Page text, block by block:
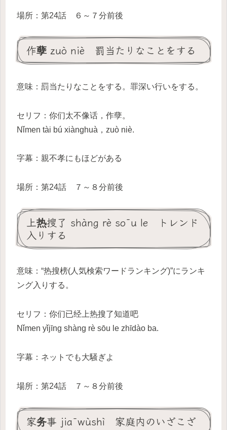
場所：第24話 ６～７分前後
作孽 zuò niè 罰当たりなことをする
意味：罰当たりなことをする。罪深い行いをする。
セリフ：你们太不像话，作孽。
Nǐmen tài bú xiànghuà，zuò niè.
字幕：親不孝にもほどがある
場所：第24話 ７～８分前後
上热搜了 shàng rè sōu le トレンド
入りする
意味：“热搜榜(人気検索ワードランキング)”にランキ
ング入りする。
セリフ：你们已经上热搜了知道吧
Nǐmen yǐjīng shàng rè sōu le zhīdào ba.
字幕：ネットでも大騒ぎよ
場所：第24話 ７～８分前後
家务事 jiāwùshì 家庭内のいざこざ